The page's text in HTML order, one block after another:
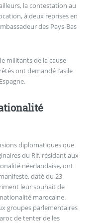
la contestation au
à deux reprises en
des Pays-Bas
militants de la cause
ont demandé l’asile
diplomatiques que
du Rif, résidant aux
néerlandaise, ont
daté du 23
leur souhait de
marocaine.
groupes parlementaires
de tenter de les